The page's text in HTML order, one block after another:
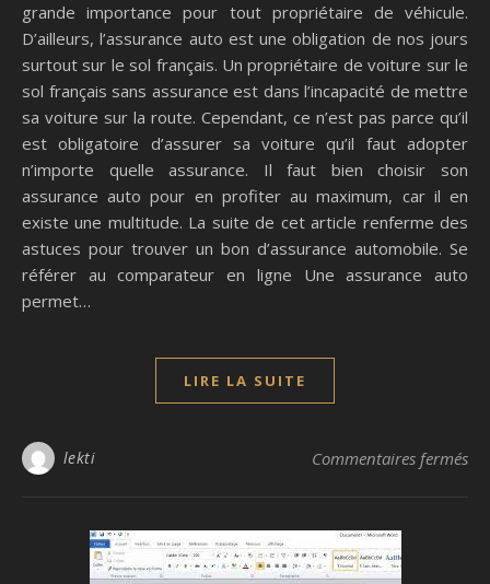
grande importance pour tout propriétaire de véhicule.
D’ailleurs, l’assurance auto est une obligation de nos jours
surtout sur le sol français. Un propriétaire de voiture sur le
sol français sans assurance est dans l’incapacité de mettre
sa voiture sur la route. Cependant, ce n’est pas parce qu’il
est obligatoire d’assurer sa voiture qu’il faut adopter
n’importe quelle assurance. Il faut bien choisir son
assurance auto pour en profiter au maximum, car il en
existe une multitude. La suite de cet article renferme des
astuces pour trouver un bon d’assurance automobile. Se
référer au comparateur en ligne Une assurance auto
permet…
LIRE LA SUITE
lekti Commentaires fermés